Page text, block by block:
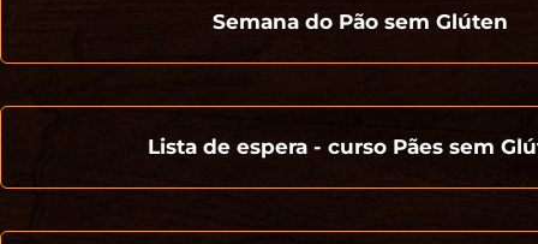
Semana do Pão sem Glúten
Lista de espera - curso Pães sem